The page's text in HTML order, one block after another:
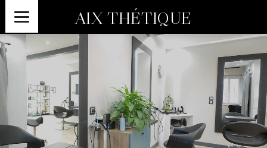
AIX THÉTIQUE